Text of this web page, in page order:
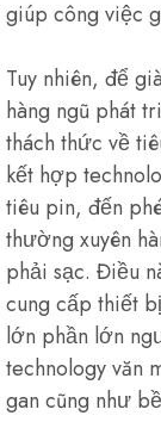
giúp công việc
Tuy nhiên, để
hàng ngũ phát
thách thức về
kết hợp
tiêu pin, đến
thường xuyên
phải sạc. Điều
cung cấp thiết
lớn phần lớn
technology văn
gan cũng như